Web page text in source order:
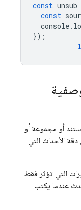
const unsub
const
console.
});
أو مجموعة أو
الأحداث التي
التي تؤثر فقط
عندما يكتب